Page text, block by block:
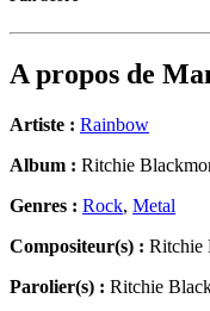
A propos de
Artiste : Rainbow
Album : Ritchie
Genres : Rock, Metal
Compositeur(s) : Ritchie
Parolier(s) : Ritchie